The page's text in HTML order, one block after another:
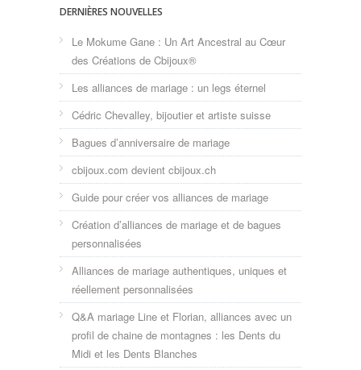
DERNIÈRES NOUVELLES
Le Mokume Gane : Un Art Ancestral au Cœur
des Créations de Cbijoux®
Les alliances de mariage : un legs éternel
Cédric Chevalley, bijoutier et artiste suisse
Bagues d’anniversaire de mariage
cbijoux.com devient cbijoux.ch
Guide pour créer vos alliances de mariage
Création d’alliances de mariage et de bagues
personnalisées
Alliances de mariage authentiques, uniques et
réellement personnalisées
Q&A mariage Line et Florian, alliances avec un
profil de chaine de montagnes : les Dents du
Midi et les Dents Blanches